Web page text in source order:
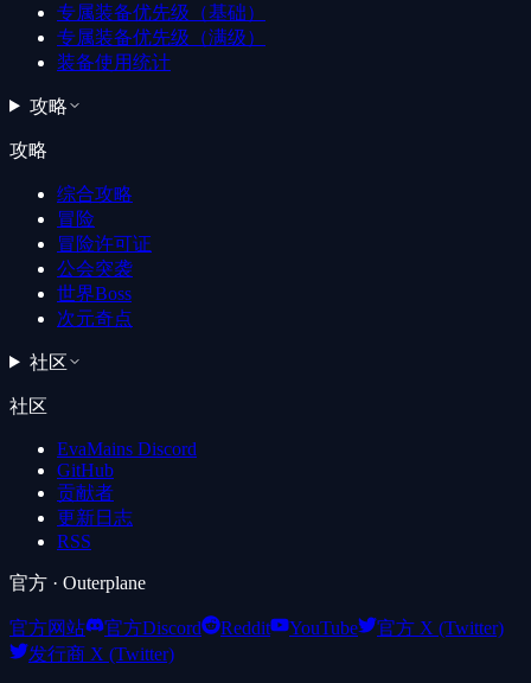
专属装备优先级（基础）
专属装备优先级（满级）
装备使用统计
攻略
攻略
综合攻略
冒险
冒险许可证
公会突袭
世界Boss
次元奇点
社区
社区
EvaMains Discord
GitHub
贡献者
更新日志
RSS
官方 · Outerplane
官方网站 官方Discord Reddit YouTube
官方 X (Twitter)
发行商 X (Twitter)